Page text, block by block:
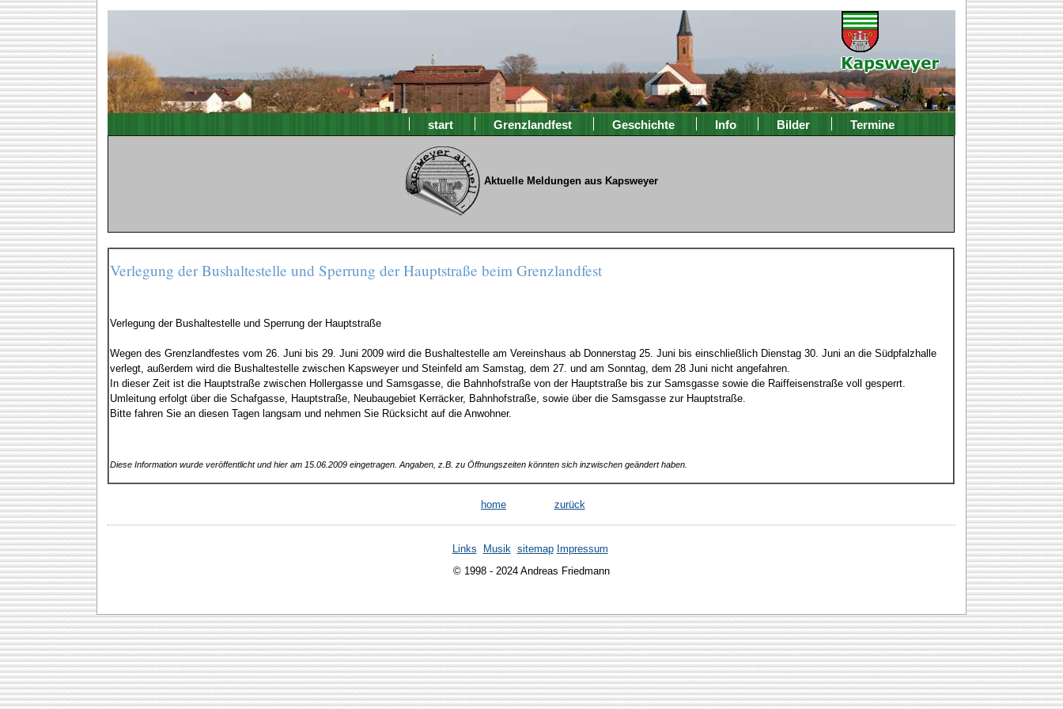
start Grenzlandfest Geschichte Info Bilder Termine
Aktuelle Meldungen aus Kapsweyer
Verlegung der Bushaltestelle und Sperrung der Hauptstraße beim Grenzlandfest
Verlegung der Bushaltestelle und Sperrung der Hauptstraße
Wegen des Grenzlandfestes vom 26. Juni bis 29. Juni 2009 wird die Bushaltestelle am Vereinshaus ab Donnerstag 25. Juni bis einschließlich Dienstag 30. Juni an die Südpfalzhalle
verlegt, außerdem wird die Bushaltestelle zwischen Kapsweyer und Steinfeld am Samstag, dem 27. und am Sonntag, dem 28 Juni nicht angefahren.
In dieser Zeit ist die Hauptstraße zwischen Hollergasse und Samsgasse, die Bahnhofstraße von der Hauptstraße bis zur Samsgasse sowie die Raiffeisenstraße voll gesperrt.
Umleitung erfolgt über die Schafgasse, Hauptstraße, Neubaugebiet Kerräcker, Bahnhofstraße, sowie über die Samsgasse zur Hauptstraße.
Bitte fahren Sie an diesen Tagen langsam und nehmen Sie Rücksicht auf die Anwohner.
Diese Information wurde veröffentlicht und hier am 15.06.2009 eingetragen. Angaben, z.B. zu Öffnungszeiten könnten sich inzwischen geändert haben.
home zurück
Links Musik sitemap Impressum
© 1998 - 2024 Andreas Friedmann